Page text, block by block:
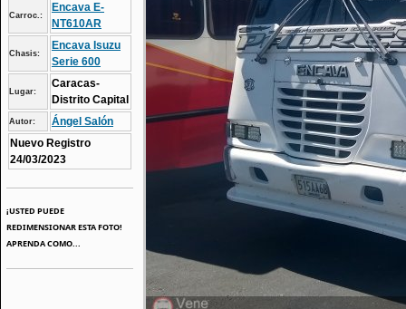
Carroc.:
Encava E-
NT610AR
Chasis:
Encava Isuzu
Serie 600
Lugar:
Caracas-
Distrito Capital
Autor:
Ángel Salón
Nuevo Registro
24/03/2023
¡USTED PUEDE
REDIMENSIONAR ESTA FOTO!
APRENDA COMO...